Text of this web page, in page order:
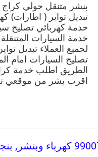
بنشر متنقل حولي
تبديل تواير ( اطارات)
خدمة كهربائي تصليح
خدمة السيارات
لجميع العملاء تبديل
تصليح السيارات امام
الطريق اطلب خدمة
اقرب بشر من موقعي
بنشر متنقل | كراج ميدان حولي